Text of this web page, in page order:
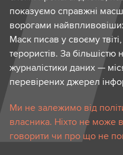
показуємо справжні
ворогами
Маск писав у своєму
терористів. За більшістю
журналістики даних —
перевірених джерел
Ми не залежимо від
власника. Ніхто не може
говорити чи про що не